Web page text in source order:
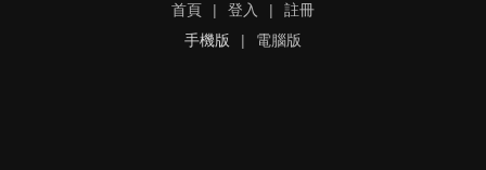
首頁 | 登入 |
註冊
手機版
| 電腦版